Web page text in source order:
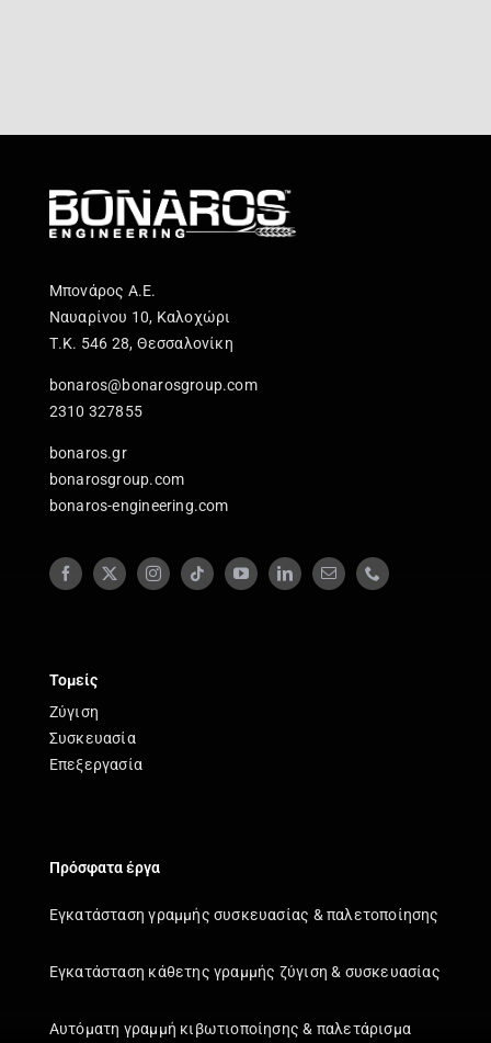
Μπονάρος Α.Ε.
Ναυαρίνου 10, Καλοχώρι
Τ.Κ. 546 28, Θεσσαλονίκη
bonaros@bonarosgroup.com
2310 327855
bonaros.gr
bonarosgroup.com
bonaros-engineering.com
Τομείς
Ζύγιση
Συσκευασία
Επεξεργασία
Πρόσφατα έργα
Εγκατάσταση γραμμής συσκευασίας & παλετοποίησης
Εγκατάσταση κάθετης γραμμής ζύγιση & συσκευασίας
Αυτόματη γραμμή κιβωτιοποίησης & παλετάρισμα